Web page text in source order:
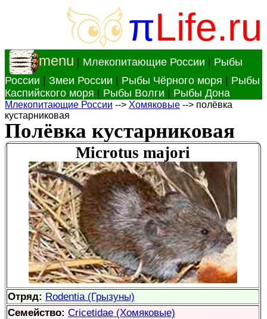
πLife.ru
menu Млекопитающие России
Рыбы
России
Змеи России Рыбы Чёрного моря
Рыбы
Каспийского моря
Рыбы Волги Рыбы Дона
Млекопитающие России --> Хомяковые --> полёвка
кустарниковая
Полёвка кустарниковая
Microtus majori
Отряд: Rodentia (Грызуны)
Семейство: Cricetidae (Хомяковые)